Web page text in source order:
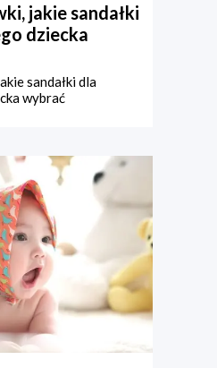
jakie sandałki
dziecka
sandałki dla
wybrać